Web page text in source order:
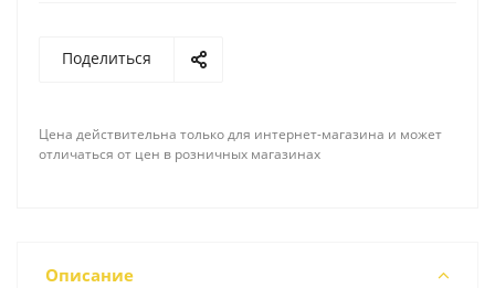
Поделиться
Цена действительна только для интернет-магазина и может
отличаться от цен в розничных магазинах
Описание